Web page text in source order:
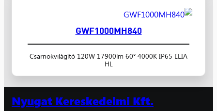
GWF1000MH840
Csarnokvilágító 120W 17900lm 60° 4000K IP65 ELIA
HL
Nyugat Kereskedelmi Kft.